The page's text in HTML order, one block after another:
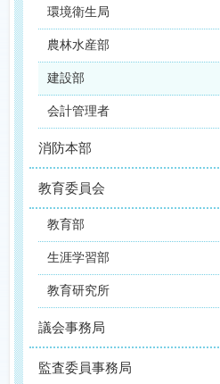
環境衛生局
農林水産部
建設部
会計管理者
消防本部
教育委員会
教育部
生涯学習部
教育研究所
議会事務局
監査委員事務局